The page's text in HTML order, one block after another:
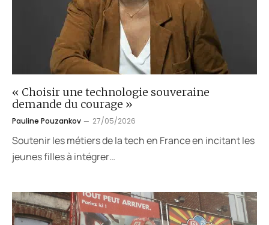
« Choisir une technologie souveraine
demande du courage »
Pauline Pouzankov 27/05/2026
Soutenir les métiers de la tech en France en incitant les
jeunes filles à intégrer…